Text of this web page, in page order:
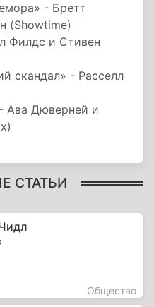
- Бретт
(Showtime)
Филдс и Стивен
скандал» - Расселл
Ава Дюверней и
СТАТЬИ
Общество